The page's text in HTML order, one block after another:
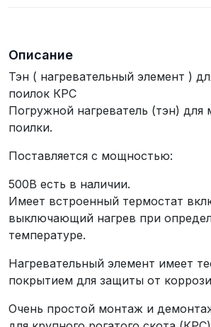
Описание
Тэн ( нагревательный элемент )
поилок КРС
Погружной нагреватель (тэн) для
поилки.
Поставляется с мощностью:
500В есть в наличии.
Имеет встроенный термостат
выключающий нагрев при
температуре.
Нагревательный элемент имеет
покрытием для защиты от
Очень простой монтаж и